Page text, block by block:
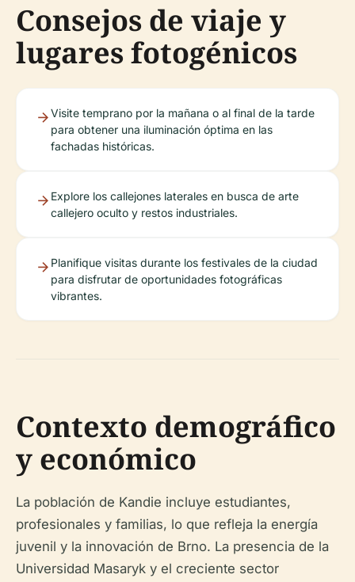
Consejos de viaje y
lugares fotogénicos
Visite temprano por la mañana o al final de la tarde
para obtener una iluminación óptima en las
fachadas históricas.
Explore los callejones laterales en busca de arte
callejero oculto y restos industriales.
Planifique visitas durante los festivales de la ciudad
para disfrutar de oportunidades fotográficas
vibrantes.
Contexto demográfico
y económico
La población de Kandie incluye estudiantes,
profesionales y familias, lo que refleja la energía
juvenil y la innovación de Brno. La presencia de la
Universidad Masaryk y el creciente sector